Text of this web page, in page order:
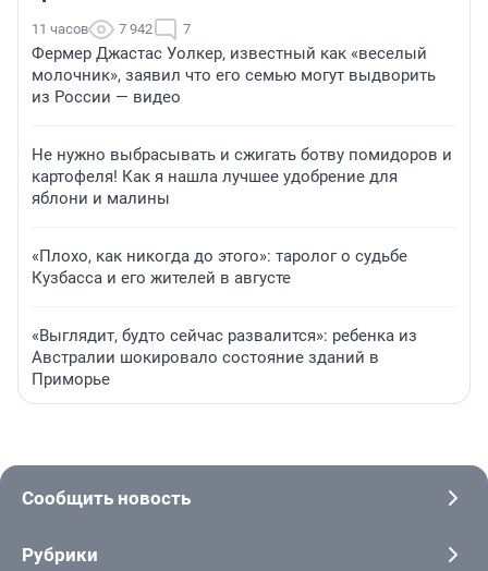
11 часов 7 942 7
Фермер Джастас Уолкер, известный как «веселый
молочник», заявил что его семью могут выдворить
из России — видео
Не нужно выбрасывать и сжигать ботву помидоров и
картофеля! Как я нашла лучшее удобрение для
яблони и малины
«Плохо, как никогда до этого»: таролог о судьбе
Кузбасса и его жителей в августе
«Выглядит, будто сейчас развалится»: ребенка из
Австралии шокировало состояние зданий в
Приморье
Сообщить новость
Рубрики